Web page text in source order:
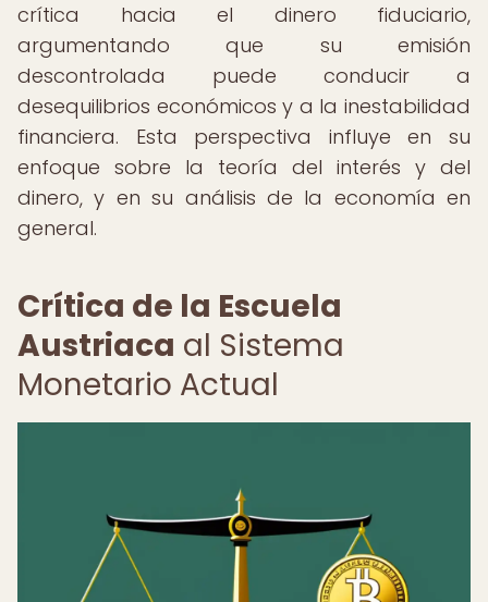
crítica hacia el dinero fiduciario,
argumentando que su emisión
descontrolada puede conducir a
desequilibrios económicos y a la inestabilidad
financiera. Esta perspectiva influye en su
enfoque sobre la teoría del interés y del
dinero, y en su análisis de la economía en
general.
Crítica de la Escuela
Austriaca al Sistema
Monetario Actual